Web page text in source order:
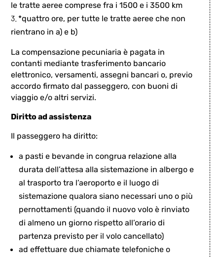
le tratte aeree comprese fra i 1500 e i 3500 km
*quattro ore, per tutte le tratte aeree che non
rientrano in a) e b)
La compensazione pecuniaria è pagata in
contanti mediante trasferimento bancario
elettronico, versamenti, assegni bancari o, previo
accordo firmato dal passeggero, con buoni di
viaggio e/o altri servizi.
Diritto ad assistenza
Il passeggero ha diritto:
a pasti e bevande in congrua relazione alla
durata dell’attesa alla sistemazione in albergo e
al trasporto tra l’aeroporto e il luogo di
sistemazione qualora siano necessari uno o più
pernottamenti (quando il nuovo volo è rinviato
di almeno un giorno rispetto all’orario di
partenza previsto per il volo cancellato)
ad effettuare due chiamate telefoniche o